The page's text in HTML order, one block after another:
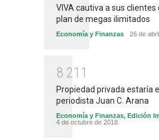
VIVA cautiva a sus clientes
plan de megas ilimitados
Economía y Finanzas 26 de
8 21 1
Propiedad privada estaría
periodista Juan C. Arana
Economía y Finanzas, Edición
4 de octubre de 2018